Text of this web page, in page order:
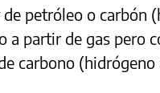
petróleo o carbón
a partir de gas pero
carbono (hidrógeno